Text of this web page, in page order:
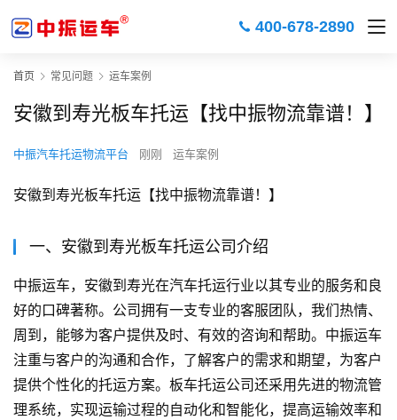
400-678-2890
首页 常见问题 运车案例
安徽到寿光板车托运【找中振物流靠谱！】
中振汽车托运物流平台 刚刚 运车案例
安徽到寿光板车托运【找中振物流靠谱！】
一、安徽到寿光板车托运公司介绍
中振运车，安徽到寿光在汽车托运行业以其专业的服务和良
好的口碑著称。公司拥有一支专业的客服团队，我们热情、
周到，能够为客户提供及时、有效的咨询和帮助。中振运车
注重与客户的沟通和合作，了解客户的需求和期望，为客户
提供个性化的托运方案。板车托运公司还采用先进的物流管
理系统，实现运输过程的自动化和智能化，提高运输效率和